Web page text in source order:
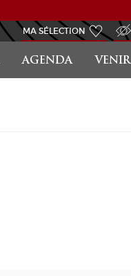
AGENDA VENIR
MA SÉLECTION